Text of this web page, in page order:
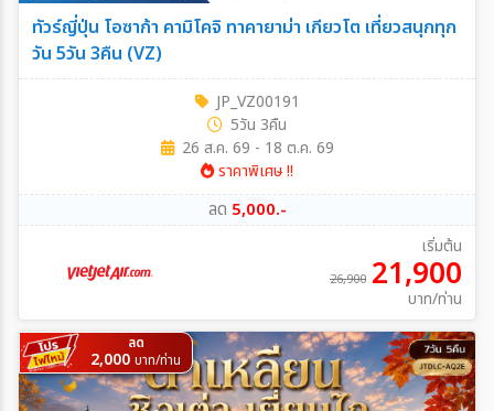
ทัวร์ญี่ปุ่น โอซาก้า คามิโคจิ ทาคายาม่า เกียวโต เที่ยวสนุกทุก
วัน 5วัน 3คืน (VZ)
JP_VZ00191
5วัน 3คืน
26 ส.ค. 69 - 18 ต.ค. 69
ราคาพิเศษ !!
ลด 5,000.-
เริ่มต้น
26,900 21,900
บาท/ท่าน
ลด
2,000 บาท/ท่าน